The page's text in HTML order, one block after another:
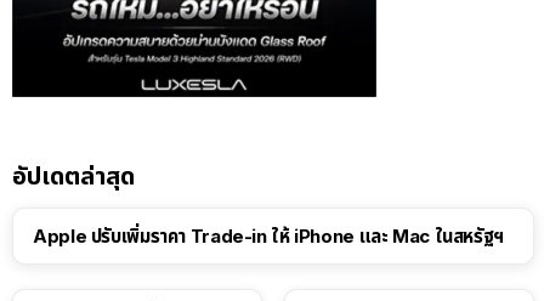
อัปเดตล่าสุด
Apple ปรับเพิ่มราคา Trade-in ให้ iPhone และ Mac ในสหรัฐฯ